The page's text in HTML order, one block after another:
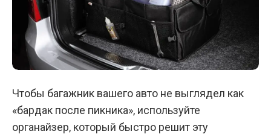
Чтобы багажник вашего авто не выглядел как
«бардак после пикника», используйте
органайзер, который быстро решит эту